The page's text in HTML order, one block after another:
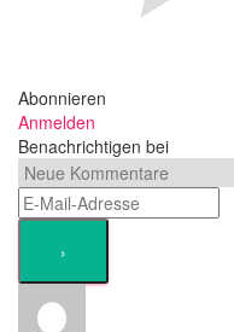
Abonnieren
Anmelden
Benachrichtigen bei